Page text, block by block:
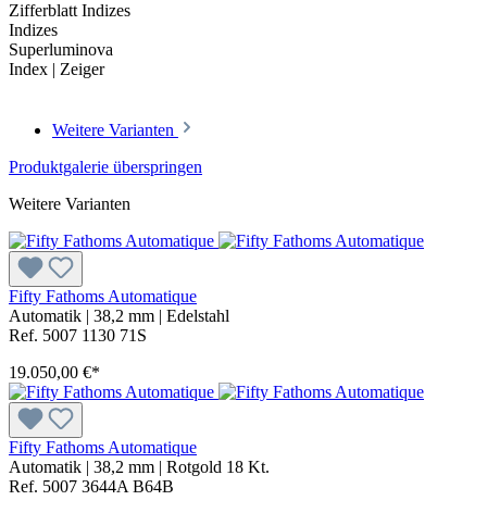
Zifferblatt Indizes
Indizes
Superluminova
Index | Zeiger
Weitere Varianten
Produktgalerie überspringen
Weitere Varianten
Fifty Fathoms Automatique
Automatik | 38,2 mm | Edelstahl
Ref. 5007 1130 71S
19.050,00 €*
Fifty Fathoms Automatique
Automatik | 38,2 mm | Rotgold 18 Kt.
Ref. 5007 3644A B64B